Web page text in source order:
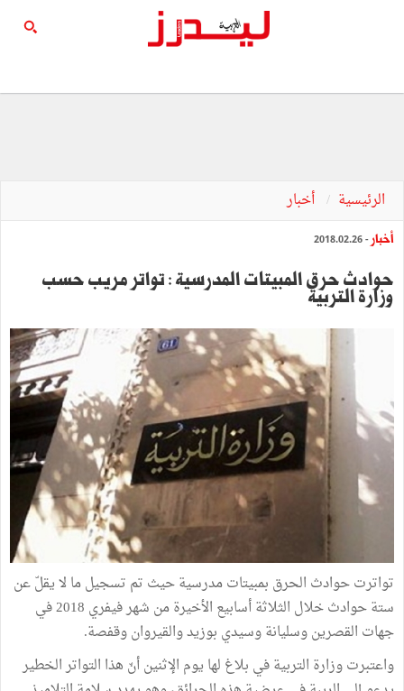
الرئيسية أخبار
أخبار - 2018.02.26
حوادث حرق المبيتات المدرسية : تواتر مريب حسب
وزارة التربية
تواترت حوادث الحرق بمبيتات مدرسية حيث تم تسجيل ما لا يقلّ عن
ستة حوادث خلال الثلاثة أسابيع الأخيرة من شهر فيفري 2018 في
جهات القصرين وسليانة وسيدي بوزيد والقيروان وقفصة.
واعتبرت وزارة التربية في بلاغ لها يوم الإثنين أنّ هذا التواتر الخطير